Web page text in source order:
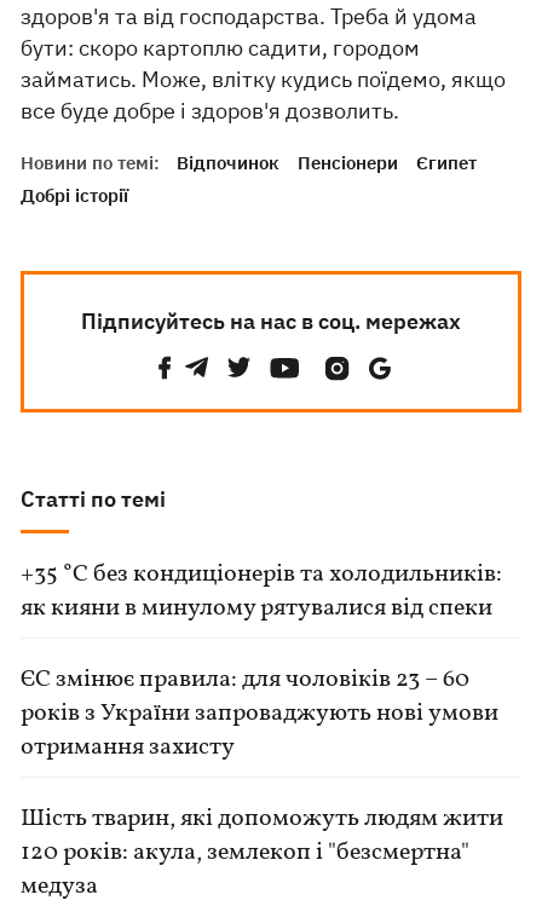
здоров'я та від господарства. Треба й удома
бути: скоро картоплю садити, городом
займатись. Може, влітку кудись поїдемо, якщо
все буде добре і здоров'я дозволить.
Новини по темі: Відпочинок Пенсіонери
Єгипет
Добрі історії
Підписуйтесь на нас в соц. мережах
Статті по темі
+35 °C без кондиціонерів та холодильників:
як кияни в минулому рятувалися від спеки
ЄС змінює правила: для чоловіків 23 – 60
років з України запроваджують нові умови
отримання захисту
Шість тварин, які допоможуть людям жити
120 років: акула, землекоп і "безсмертна"
медуза